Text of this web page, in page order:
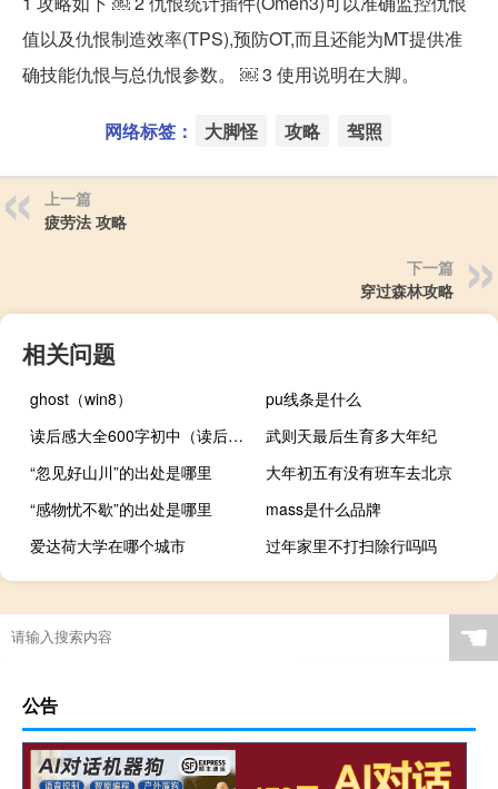
值以及仇恨制造效率(TPS),预防OT,而且还能为MT提供准
确技能仇恨与总仇恨参数。 ￼ 3 使用说明在大脚。
网络标签： 大脚怪 攻略 驾照
上一篇
疲劳法 攻略
下一篇
穿过森林攻略
相关问题
ghost（win8）
pu线条是什么
读后感大全600字初中（读后感大全600）
武则天最后生育多大年纪
“忽见好山川”的出处是哪里
大年初五有没有班车去北京
“感物忧不歇”的出处是哪里
mass是什么品牌
爱达荷大学在哪个城市
过年家里不打扫除行吗吗
☚
公告